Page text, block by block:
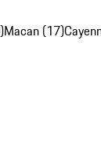
Macan (17)